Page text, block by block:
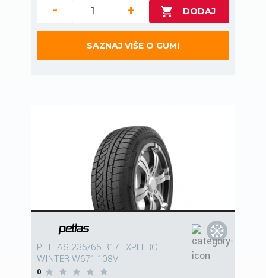
- +
SAZNAJ VIŠE O GUMI
PETLAS 235/65 R17 EXPLERO
WINTER W671 108V
0